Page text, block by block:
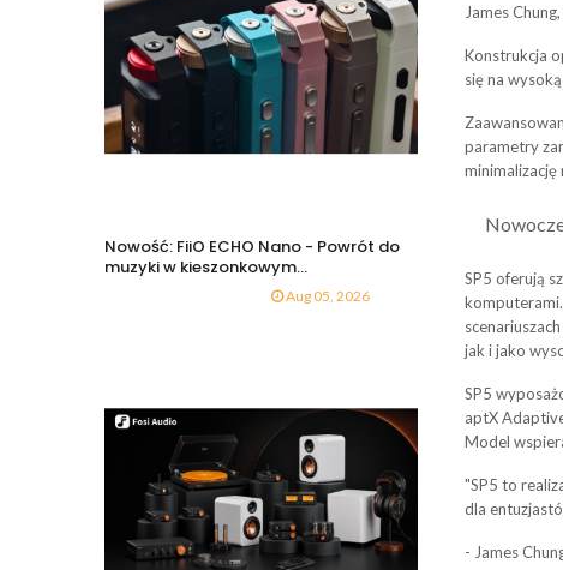
Nowość: FiiO ECHO Nano - Powrót do
muzyki w kieszonkowym...
Aug 05, 2026
James
Konstrukcja
się na
parametry
SP5 oferują
jak i jako
SP5
aptX
Model
"SP5 to
dla
- James